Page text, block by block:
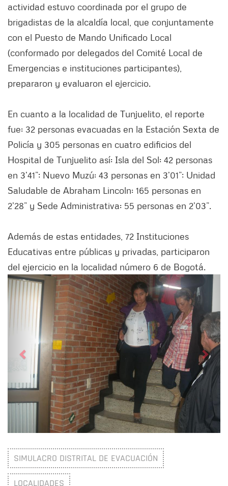
actividad estuvo coordinada por el grupo de
brigadistas de la alcaldía local, que conjuntamente
con el Puesto de Mando Unificado Local
(conformado por delegados del Comité Local de
Emergencias e instituciones participantes),
prepararon y evaluaron el ejercicio.
En cuanto a la localidad de Tunjuelito, el reporte
fue: 32 personas evacuadas en la Estación Sexta de
Policía y 305 personas en cuatro edificios del
Hospital de Tunjuelito así: Isla del Sol: 42 personas
en 3’41”; Nuevo Muzú: 43 personas en 3’01”; Unidad
Saludable de Abraham Lincoln: 165 personas en
2’28” y Sede Administrativa: 55 personas en 2’03”.
Además de estas entidades, 72 Instituciones
Educativas entre públicas y privadas, participaron
del ejercicio en la localidad número 6 de Bogotá.
Siguiente
SIMULACRO DISTRITAL DE EVACUACIÓN
LOCALIDADES